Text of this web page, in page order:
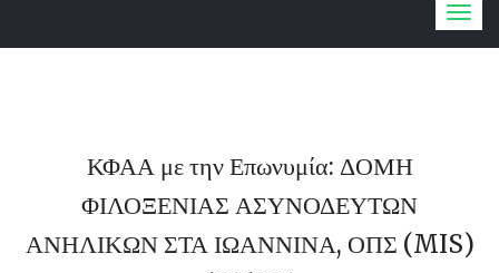
ΚΦΑΑ με την Επωνυμία: ΔΟΜΗ
ΦΙΛΟΞΕΝΙΑΣ ΑΣΥΝΟΔΕΥΤΩΝ
ΑΝΗΛΙΚΩΝ ΣΤΑ ΙΩΑΝΝΙΝΑ, ΟΠΣ (MIS)